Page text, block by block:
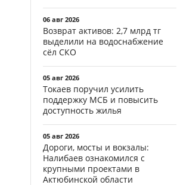
06 авг 2026
Возврат активов: 2,7 млрд тг
выделили на водоснабжение
сёл СКО
05 авг 2026
Токаев поручил усилить
поддержку МСБ и повысить
доступность жилья
05 авг 2026
Дороги, мосты и вокзалы:
Налибаев ознакомился с
крупными проектами в
Актюбинской области